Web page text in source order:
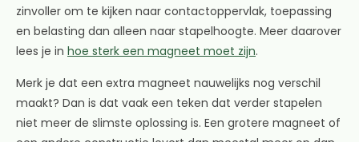
zinvoller om te kijken naar contactoppervlak, toepassing
en belasting dan alleen naar stapelhoogte. Meer daarover
lees je in hoe sterk een magneet moet zijn.
Merk je dat een extra magneet nauwelijks nog verschil
maakt? Dan is dat vaak een teken dat verder stapelen
niet meer de slimste oplossing is. Een grotere magneet of